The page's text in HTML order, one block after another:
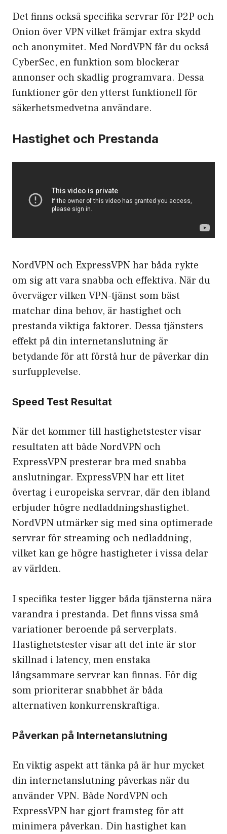
Det finns också specifika servrar för P2P och
Onion över VPN vilket främjar extra skydd
och anonymitet. Med NordVPN får du också
CyberSec, en funktion som blockerar
annonser och skadlig programvara. Dessa
funktioner gör den ytterst funktionell för
säkerhetsmedvetna användare.
Hastighet och Prestanda
NordVPN och ExpressVPN har båda rykte
om sig att vara snabba och effektiva. När du
överväger vilken VPN-tjänst som bäst
matchar dina behov, är hastighet och
prestanda viktiga faktorer. Dessa tjänsters
effekt på din internetanslutning är
betydande för att förstå hur de påverkar din
surfupplevelse.
Speed Test Resultat
När det kommer tillhastighetstestervisar
resultaten att både NordVPN och
ExpressVPN presterar bra med snabba
anslutningar. ExpressVPN har ett litet
övertag i europeiska servrar, där den ibland
erbjuder högre nedladdningshastighet.
NordVPN utmärker sig med sina optimerade
servrar för streaming och nedladdning,
vilket kan ge högre hastigheter i vissa delar
av världen.
I specifika tester ligger båda tjänsterna nära
varandra i prestanda. Det finns vissa små
variationer beroende på serverplats.
Hastighetstester visar att det inte är stor
skillnad i latency, men enstaka
långsammare servrar kan finnas. För dig
som prioriterar snabbhet är båda
alternativen konkurrenskraftiga.
Påverkan på Internetanslutning
En viktig aspekt att tänka på är hur mycket
din internetanslutning påverkas när du
använder VPN. Både NordVPN och
ExpressVPN har gjort framsteg för att
minimera påverkan. Din hastighet kan